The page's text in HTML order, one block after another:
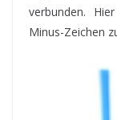
verbunden.
Minus-Zeichen